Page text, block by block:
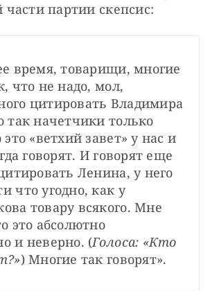
партии скепсис:
время, товарищи, многие
что не надо, мол,
цитировать Владимира
так начетчики только
«ветхий завет» у нас и
говорят. И говорят еще
Ленина, у него
что угодно, как у
товару всякого. Мне
это абсолютно
и неверно. (Голоса: «Кто
) Многие так говорят».